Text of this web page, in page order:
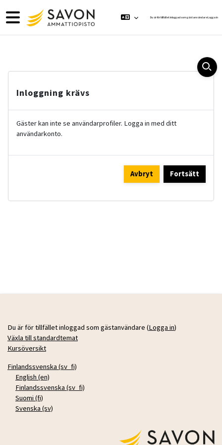
Sidopanel Du är för tillfället inloggad som gästanvändareLogga in
Inloggning krävs
Gäster kan inte se användarprofiler. Logga in med ditt
användarkonto.
Avbryt Fortsätt
Du är för tillfället inloggad som gästanvändare (Logga in)
Växla till standardtemat
Kursöversikt
Finlandssvenska ‎(sv_fi)‎
English ‎(en)‎
Finlandssvenska ‎(sv_fi)‎
Suomi ‎(fi)‎
Svenska ‎(sv)‎